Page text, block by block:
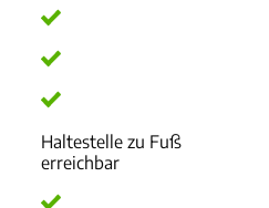
Haltestelle zu Fuß
erreichbar